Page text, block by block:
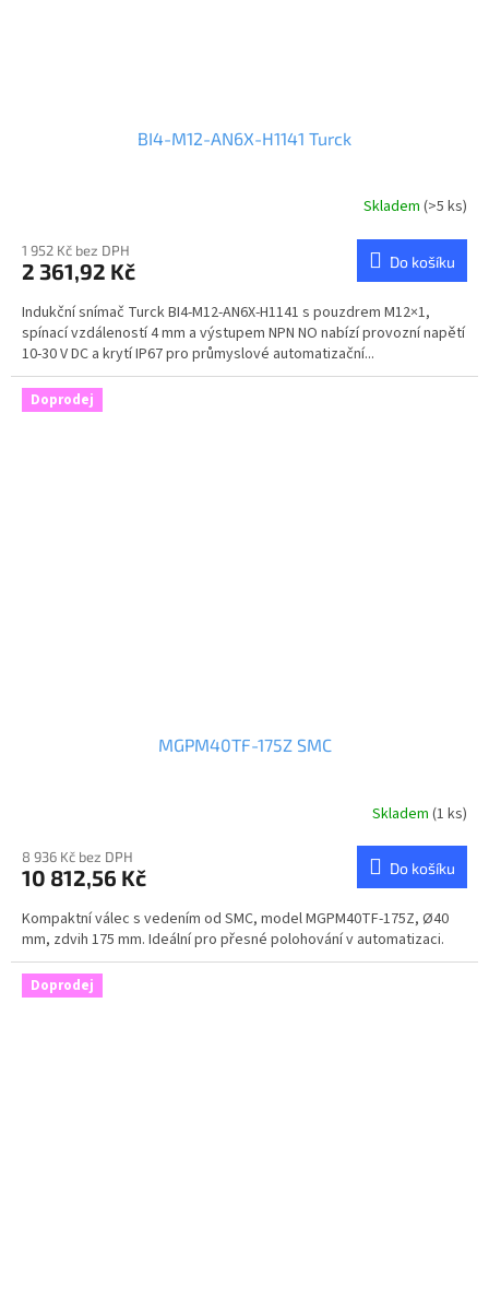
BI4-M12-AN6X-H1141 Turck
Skladem (>5 ks)
1 952 Kč bez DPH
2 361,92 Kč Do košíku
Indukční snímač Turck BI4-M12-AN6X-H1141 s pouzdrem M12×1,
spínací vzdáleností 4 mm a výstupem NPN NO nabízí provozní napětí
10-30 V DC a krytí IP67 pro průmyslové automatizační...
Doprodej
MGPM40TF-175Z SMC
Skladem (1 ks)
8 936 Kč bez DPH
10 812,56 Kč Do košíku
Kompaktní válec s vedením od SMC, model MGPM40TF-175Z, Ø40
mm, zdvih 175 mm. Ideální pro přesné polohování v automatizaci.
Doprodej